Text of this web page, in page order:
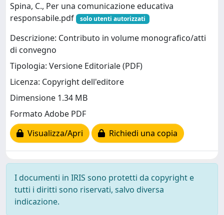
Spina, C., Per una comunicazione educativa
responsabile.pdf
solo utenti autorizzati
Descrizione: Contributo in volume monografico/atti
di convegno
Tipologia: Versione Editoriale (PDF)
Licenza: Copyright dell'editore
Dimensione 1.34 MB
Formato Adobe PDF
Visualizza/Apri
Richiedi una copia
I documenti in IRIS sono protetti da copyright e
tutti i diritti sono riservati, salvo diversa
indicazione.